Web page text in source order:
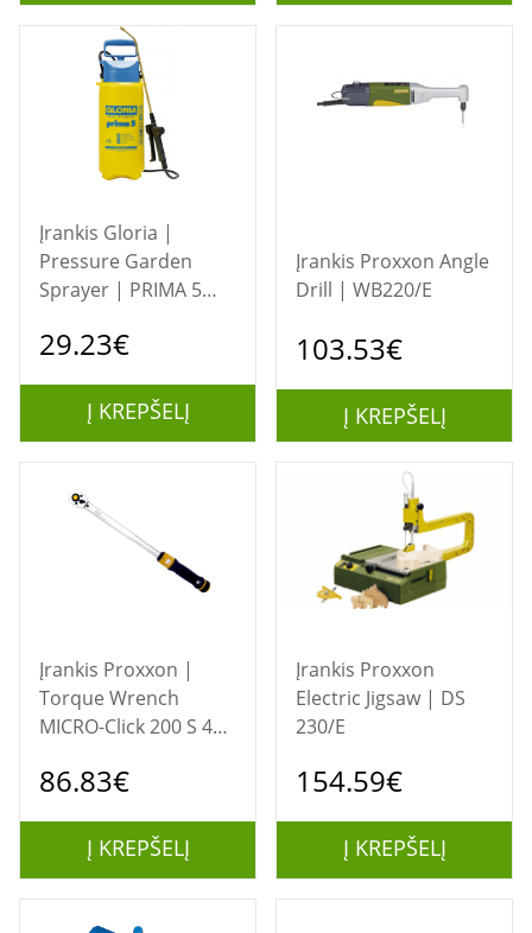
Įrankis Gloria |
Pressure Garden
Sprayer | PRIMA 5
29.23€
Į KREPŠELĮ
Įrankis Proxxon Angle
Drill | WB220/E
103.53€
Į KREPŠELĮ
Įrankis Proxxon |
Torque Wrench
MICRO-Click 200 S 40-
86.83€
Į KREPŠELĮ
Įrankis Proxxon
Electric Jigsaw | DS
230/E
154.59€
Į KREPŠELĮ